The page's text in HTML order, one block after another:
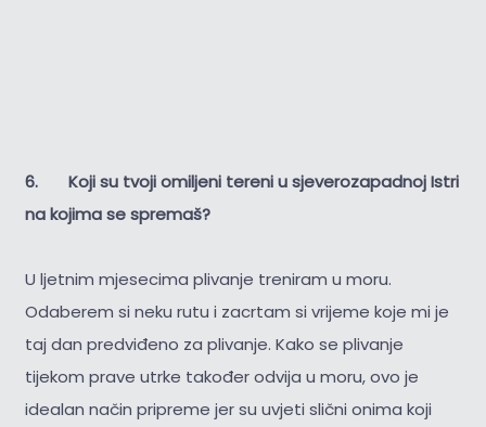
6. Koji su tvoji omiljeni tereni u sjeverozapadnoj Istri
na kojima se spremaš?
U ljetnim mjesecima plivanje treniram u moru.
Odaberem si neku rutu i zacrtam si vrijeme koje mi je
taj dan predviđeno za plivanje. Kako se plivanje
tijekom prave utrke također odvija u moru, ovo je
idealan način pripreme jer su uvjeti slični onima koji